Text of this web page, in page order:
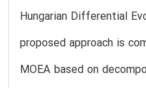
Hungarian Differential
proposed approach is
MOEA based on